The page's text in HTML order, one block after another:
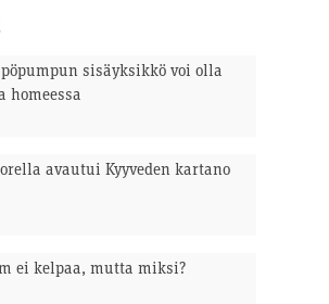
sisäyksikkö voi olla
homeessa
avautui Kyyveden kartano
ei kelpaa, mutta miksi?